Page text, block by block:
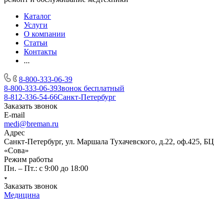
Каталог
Услуги
О компании
Статьи
Контакты
...
8-800-333-06-39
8-800-333-06-39Звонок бесплатный
8-812-336-54-66Санкт-Петербург
Заказать звонок
E-mail
medi@breman.ru
Адрес
Санкт-Петербург, ул. Маршала Тухачевского, д.22, оф.425, БЦ
«Сова»
Режим работы
Пн. – Пт.: с 9:00 до 18:00
Заказать звонок
Медицина